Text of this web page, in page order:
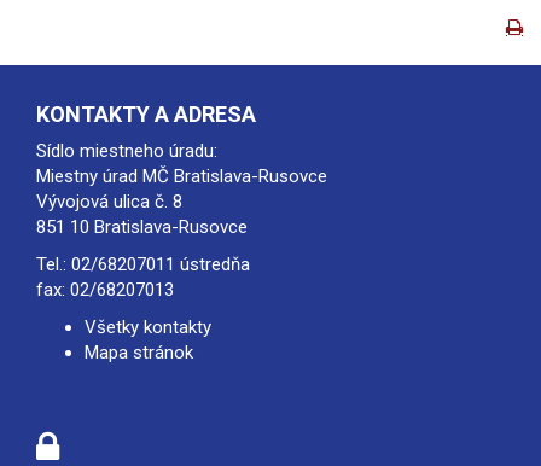
KONTAKTY A ADRESA
Sídlo miestneho úradu:
Miestny úrad MČ Bratislava-Rusovce
Vývojová ulica č. 8
851 10 Bratislava-Rusovce
Tel.: 02/68207011 ústredňa
fax: 02/68207013
Všetky kontakty
Mapa stránok